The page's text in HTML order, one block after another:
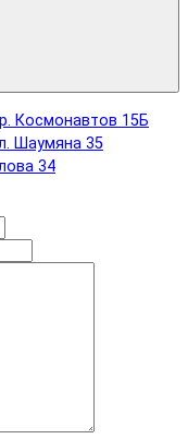
Космонавтов 15Б
Шаумяна 35
34